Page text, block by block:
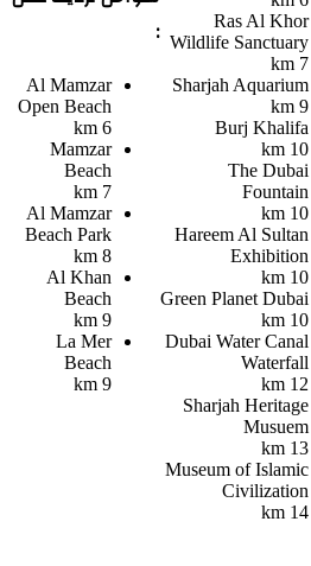
Ras Al Khor
Wildlife Sanctuary
7 km
Sharjah Aquarium
9 km
Burj Khalifa
10 km
The Dubai
Fountain
10 km
Hareem Al Sultan
Exhibition
10 km
Green Planet Dubai
10 km
Dubai Water Canal
Waterfall
12 km
Sharjah Heritage
Musuem
13 km
Museum of Islamic
Civilization
14 km
:
Al Mamzar
Open Beach
6 km
Mamzar
Beach
7 km
Al Mamzar
Beach Park
8 km
Al Khan
Beach
9 km
La Mer
Beach
9 km